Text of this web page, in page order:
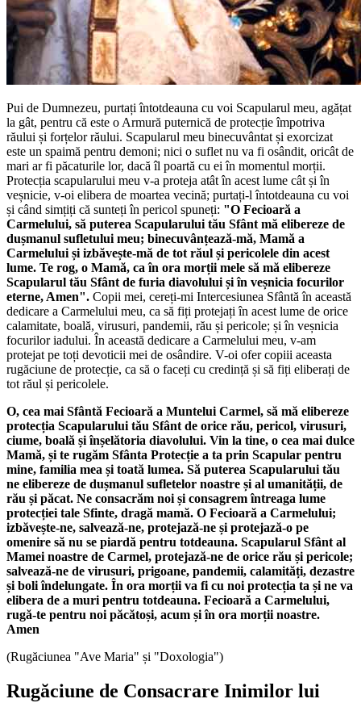
Pui de Dumnezeu, purtați întotdeauna cu voi Scapularul meu, agățat
la gât, pentru că este o Armură puternică de protecție împotriva
răului și forțelor răului. Scapularul meu binecuvântat și exorcizat
este un spaimă pentru demoni; nici o suflet nu va fi osândit, oricât de
mari ar fi păcaturile lor, dacă îl poartă cu ei în momentul morții.
Protecția scapularului meu v-a proteja atât în acest lume cât și în
veșnicie, v-oi elibera de moartea vecină; purtați-l întotdeauna cu voi
și când simțiți că sunteți în pericol spuneți: "O Fecioară a
Carmelului, să puterea Scapularului tău Sfânt mă elibereze de
dușmanul sufletului meu; binecuvânțează-mă, Mamă a
Carmelului și izbăvește-mă de tot răul și pericolele din acest
lume. Te rog, o Mamă, ca în ora morții mele să mă elibereze
Scapularul tău Sfânt de furia diavolului și în veșnicia focurilor
eterne, Amen". Copii mei, cereți-mi Intercesiunea Sfântă în această
dedicare a Carmelului meu, ca să fiți protejați în acest lume de orice
calamitate, boală, virusuri, pandemii, rău și pericole; și în veșnicia
focurilor iadului. În această dedicare a Carmelului meu, v-am
protejat pe toți devoticii mei de osândire. V-oi ofer copiii aceasta
rugăciune de protecție, ca să o faceți cu credință și să fiți eliberați de
tot răul și pericolele.
O, cea mai Sfântă Fecioară a Muntelui Carmel, să mă elibereze
protecția Scapularului tău Sfânt de orice rău, pericol, virusuri,
ciume, boală și înșelătoria diavolului. Vin la tine, o cea mai dulce
Mamă, și te rugăm Sfânta Protecție a ta prin Scapular pentru
mine, familia mea și toată lumea. Să puterea Scapularului tău
ne elibereze de dușmanul sufletelor noastre și al umanității, de
rău și păcat. Ne consacrăm noi și consagrem întreaga lume
protecției tale Sfinte, dragă mamă. O Fecioară a Carmelului;
izbăvește-ne, salvează-ne, protejază-ne și protejază-o pe
omenire să nu se piardă pentru totdeauna. Scapularul Sfânt al
Mamei noastre de Carmel, protejază-ne de orice rău și pericole;
salvează-ne de virusuri, prigoane, pandemii, calamități, dezastre
și boli îndelungate. În ora morții va fi cu noi protecția ta și ne va
elibera de a muri pentru totdeauna. Fecioară a Carmelului,
rugă-te pentru noi păcătoși, acum și în ora morții noastre.
Amen
(Rugăciunea "Ave Maria" și "Doxologia")
Rugăciune de Consacrare Inimilor lui